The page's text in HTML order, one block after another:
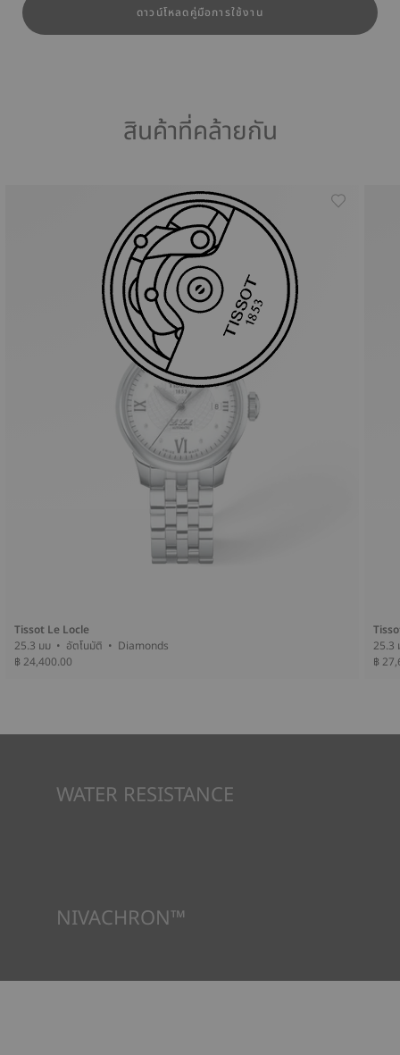
ดาวน์โหลดคู่มือการใช้งาน
สินค้าที่คล้ายกัน
Tissot Le Locle
25.3 มม • อัตโนมัติ • Diamonds
฿ 24,400.00
฿
WATER RESISTANCE
NIVACHRON™